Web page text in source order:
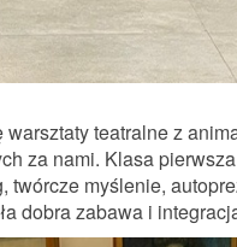
teatralne z
za nami. Klasa
twórcze myślenie,
dobra zabawa i